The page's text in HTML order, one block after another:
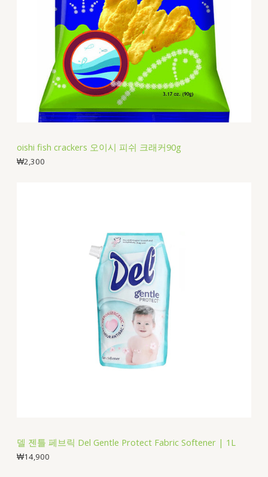
oishi fish crackers 오이시 피쉬 크래커90g
₩2,300
델 젠틀 페브릭 Del Gentle Protect Fabric Softener | 1L
₩14,900